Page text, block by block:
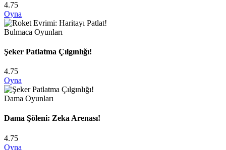
4.75
Oyna
Bulmaca Oyunları
Şeker Patlatma Çılgınlığı!
4.75
Oyna
Dama Oyunları
Dama Şöleni: Zeka Arenası!
4.75
Oyna